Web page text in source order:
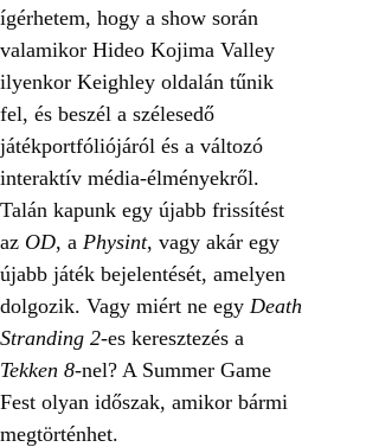
ígérhetem, hogy a show során
valamikor Hideo Kojima Valley
ilyenkor Keighley oldalán tűnik
fel, és beszél a szélesedő
játékportfóliójáról és a változó
interaktív média-élményekről.
Talán kapunk egy újabb frissítést
az OD, a Physint, vagy akár egy
újabb játék bejelentését, amelyen
dolgozik. Vagy miért ne egy Death
Stranding 2-es keresztezés a
Tekken 8-nel? A Summer Game
Fest olyan időszak, amikor bármi
megtörténhet.